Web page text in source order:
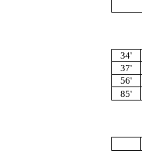
34'
37'
56'
85'